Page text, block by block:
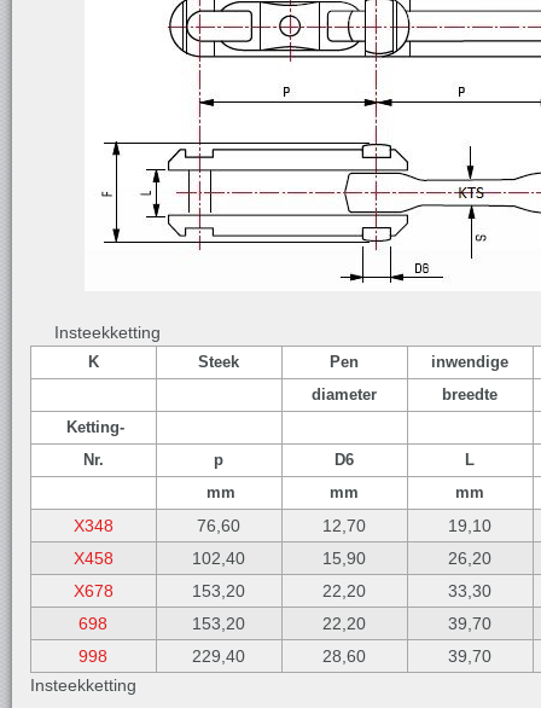
Insteekketting
K Steek Pen
inwendige
diameter
breedte
Ketting-
Nr.
p D6
L
mm
mm mm
X348 76,60 12,70
19,10
X458
102,40 15,90
26,20
X678
153,20 22,20
33,30
698
153,20 22,20
39,70
998
229,40 28,60
39,70
Insteekketting